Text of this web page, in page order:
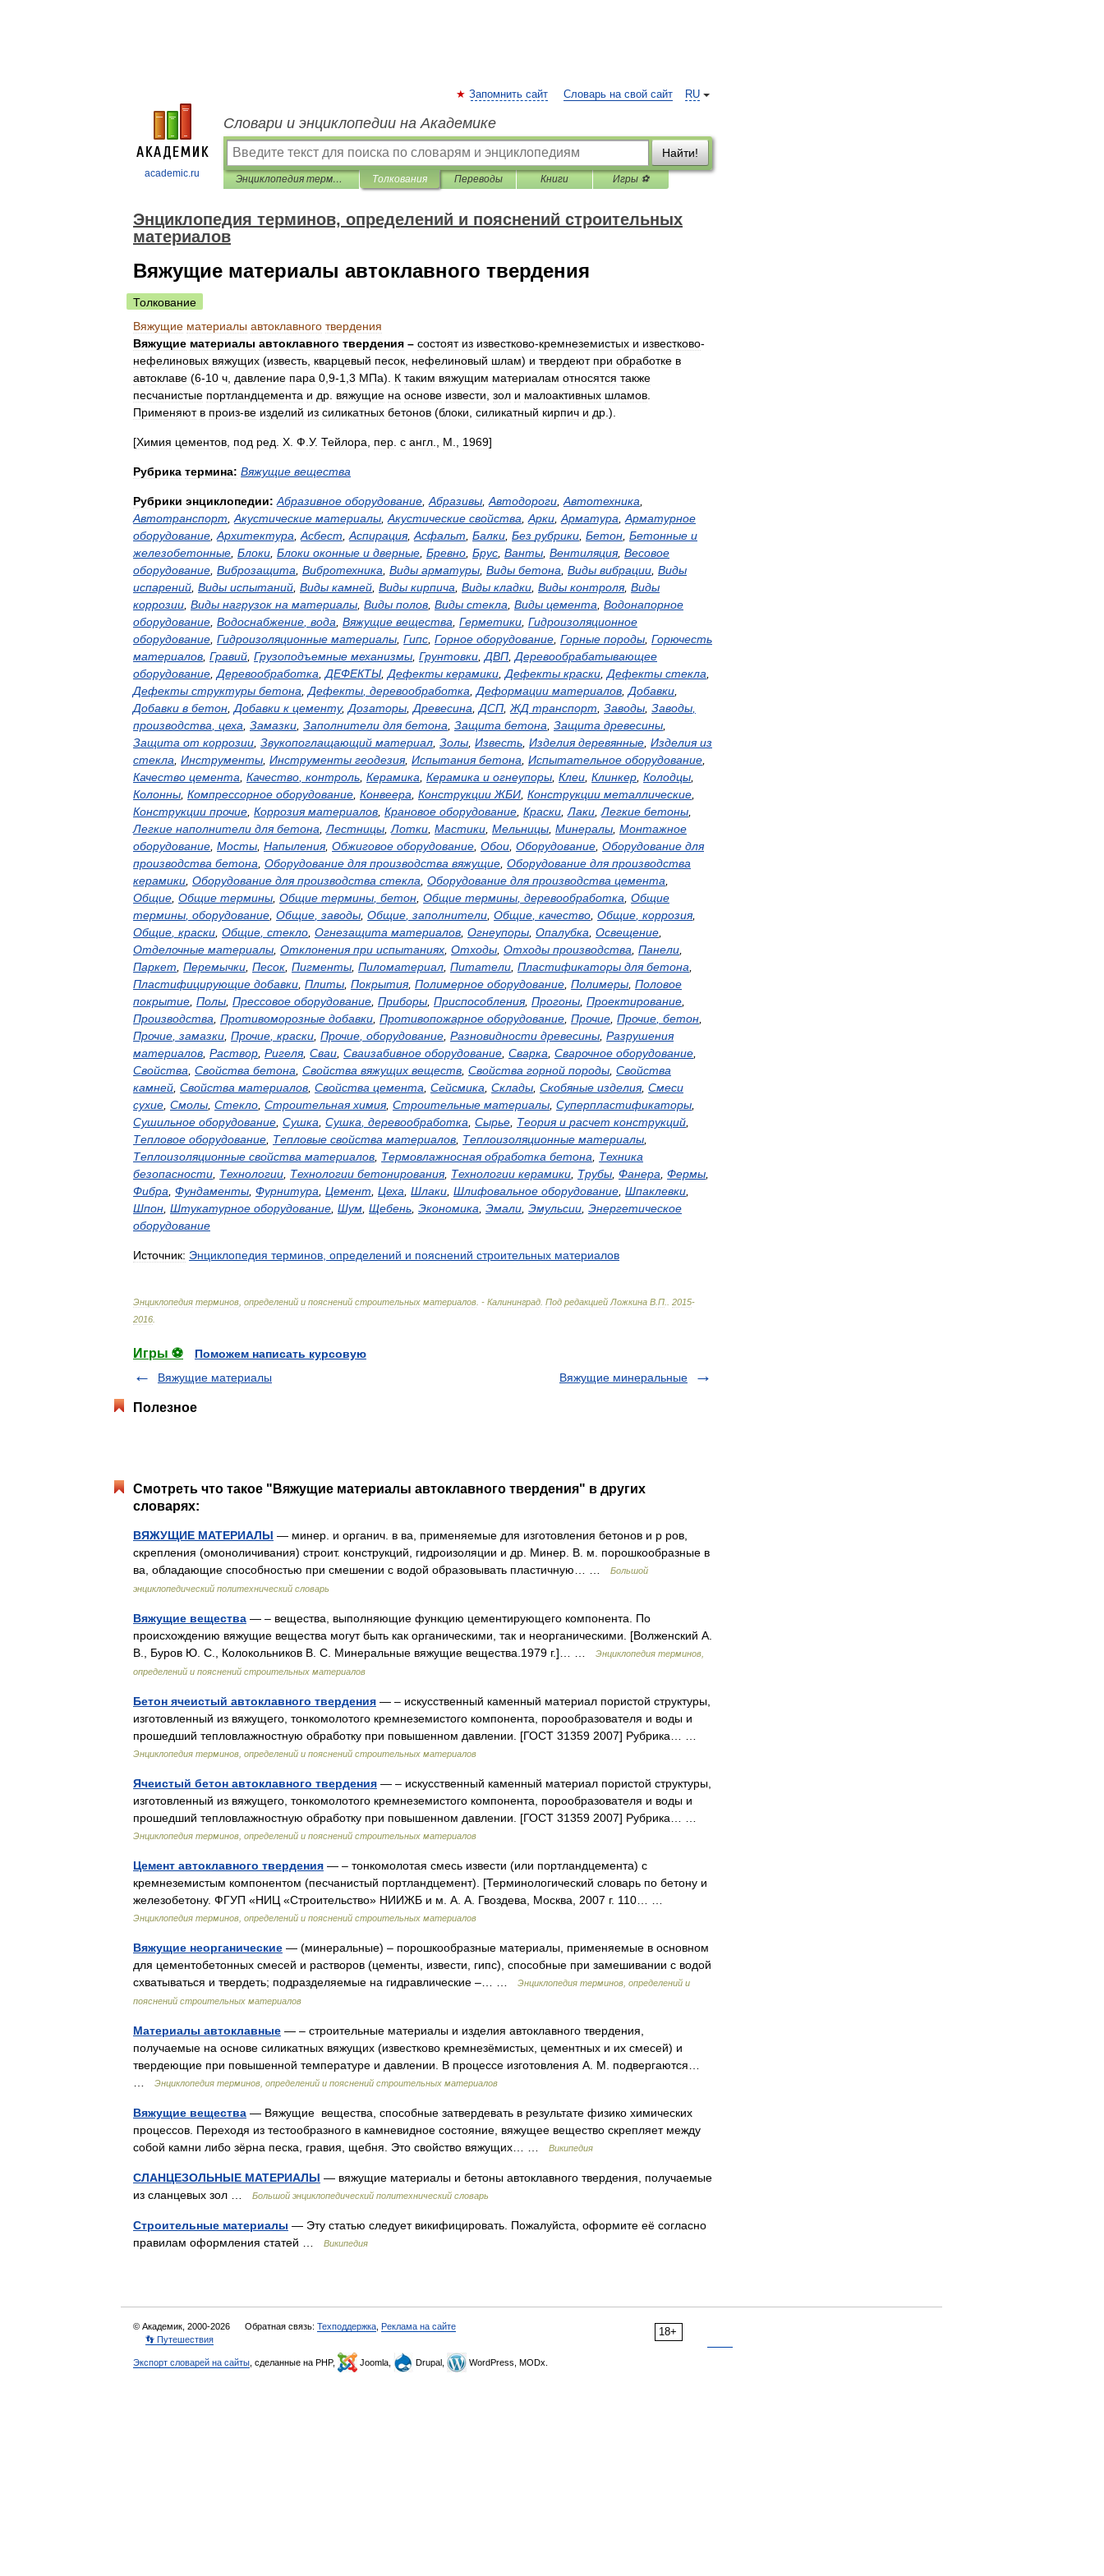
academic.ru
RU
Запомнить сайт Словарь на свой сайт
Словари и энциклопедии на Академике
Найти!
Энциклопедия терминов, определений и пояснений строительных материалов Толкования Переводы Книги Игры ⚽
Энциклопедия терминов, определений и пояснений строительных
материалов
Вяжущие материалы автоклавного твердения
Толкование
Вяжущие материалы автоклавного твердения
Вяжущие материалы автоклавного твердения – состоят из известково-кремнеземистых и известково-
нефелиновых вяжущих (известь кварцевый песок нефелиновый шлам) и твердеют при обработке в
автоклаве (6-10 ч давление пара 0 9-1 3 МПа). К таким вяжущим материалам относятся также
песчанистые портландцемента и др вяжущие на основе извести зол и малоактивных шламов
Применяют в произ-ве изделий из силикатных бетонов (блоки силикатный кирпич и др .).
[Химия цементов под ред Х Ф У. Тейлора пер с англ М 1969]
Рубрика термина: Вяжущие вещества
Рубрики энциклопедии: Абразивное оборудование Абразивы Автодороги Автотехника
Автотранспорт Акустические материалы Акустические свойства Арки Арматура Арматурное
оборудование Архитектура Асбест Аспирация, Асфальт Балки Без рубрики Бетон Бетонные и
железобетонные Блоки Блоки оконные и дверные Бревно Брус Ванты Вентиляция, Весовое
оборудование Виброзащита Вибротехника Виды арматуры Виды бетона Виды вибрации Виды
испарений Виды испытаний Виды камней Виды кирпича Виды кладки Виды контроля, Виды
коррозии Виды нагрузок на материалы Виды полов Виды стекла Виды цемента Водонапорное
оборудование Водоснабжение вода Вяжущие вещества Герметики Гидроизоляционное
оборудование Гидроизоляционные материалы Гипс Горное оборудование Горные породы Горючесть
материалов Гравий Грузоподъемные механизмы Грунтовки ДВП Деревообрабатывающее
оборудование Деревообработка ДЕФЕКТЫ, Дефекты керамики Дефекты краски Дефекты стекла
Дефекты структуры бетона Дефекты деревообработка Деформации материалов Добавки
Добавки в бетон Добавки к цементу, Дозаторы Древесина ДСП ЖД транспорт Заводы Заводы
производства цеха Замазки Заполнители для бетона Защита бетона Защита древесины
Защита от коррозии Звукопоглащающий материал Золы Известь Изделия деревянные Изделия из
стекла Инструменты Инструменты геодезия, Испытания бетона Испытательное оборудование
Качество цемента Качество контроль Керамика Керамика и огнеупоры Клеи Клинкер Колодцы
Колонны Компрессорное оборудование Конвеера Конструкции ЖБИ Конструкции металлические
Конструкции прочие Коррозия материалов Крановое оборудование Краски Лаки Легкие бетоны
Легкие наполнители для бетона Лестницы Лотки Мастики Мельницы Минералы Монтажное
оборудование Мосты Напыления, Обжиговое оборудование Обои Оборудование Оборудование для
производства бетона Оборудование для производства вяжущие Оборудование для производства
керамики Оборудование для производства стекла Оборудование для производства цемента
Общие Общие термины Общие термины бетон Общие термины деревообработка Общие
термины оборудование Общие заводы Общие заполнители Общие качество Общие коррозия,
Общие краски Общие стекло Огнезащита материалов Огнеупоры Опалубка Освещение
Отделочные материалы Отклонения при испытаниях Отходы Отходы производства Панели
Паркет Перемычки Песок Пигменты Пиломатериал Питатели Пластификаторы для бетона
Пластифицирующие добавки Плиты Покрытия, Полимерное оборудование Полимеры Половое
покрытие Полы Прессовое оборудование Приборы Приспособления, Прогоны Проектирование
Производства Противоморозные добавки Противопожарное оборудование Прочие Прочие бетон
Прочие замазки Прочие краски Прочие оборудование Разновидности древесины Разрушения
материалов Раствор Ригеля, Сваи Сваизабивное оборудование Сварка Сварочное оборудование
Свойства Свойства бетона Свойства вяжущих веществ Свойства горной породы Свойства
камней Свойства материалов Свойства цемента Сейсмика Склады Скобяные изделия, Смеси
сухие Смолы Стекло Строительная химия, Строительные материалы Суперпластификаторы
Сушильное оборудование Сушка Сушка деревообработка Сырье Теория и расчет конструкций
Тепловое оборудование Тепловые свойства материалов Теплоизоляционные материалы
Теплоизоляционные свойства материалов Термовлажносная обработка бетона
Техника
безопасности Технологии Технологии бетонирования, Технологии керамики Трубы Фанера Фермы
Фибра Фундаменты Фурнитура Цемент Цеха Шлаки Шлифовальное оборудование Шпаклевки
Шпон Штукатурное оборудование Шум Щебень Экономика Эмали Эмульсии Энергетическое
оборудование
Источник: Энциклопедия терминов определений и пояснений строительных материалов
Энциклопедия терминов определений и пояснений строительных материалов . - Калининград Под редакцией Ложкина В П 2015-
2016
Игры ⚽
Поможем написать курсовую
Вяжущие материалы
Вяжущие минеральные
Полезное
Смотреть что такое "Вяжущие материалы автоклавного твердения" в других
словарях:
ВЯЖУЩИЕ МАТЕРИАЛЫ — минер. и органич. в ва, применяемые для изготовления бетонов и р ров,
скрепления (омоноличивания) строит. конструкций, гидроизоляции и др. Минер. В. м. порошкообразные в
ва, обладающие способностью при смешении с водой образовывать пластичную… …
Большой
энциклопедический политехнический словарь
Вяжущие вещества — – вещества, выполняющие функцию цементирующего компонента. По
происхождению вяжущие вещества могут быть как органическими, так и неорганическими. [Волженский А.
В., Буров Ю. С., Колокольников В. С. Минеральные вяжущие вещества.1979 г.]… …
Энциклопедия терминов,
определений и пояснений строительных материалов
Бетон ячеистый автоклавного твердения — – искусственный каменный материал пористой структуры,
изготовленный из вяжущего, тонкомолотого кремнеземистого компонента, порообразователя и воды и
прошедший тепловлажностную обработку при повышенном давлении. [ГОСТ 31359 2007] Рубрика… …
Энциклопедия терминов, определений и пояснений строительных материалов
Ячеистый бетон автоклавного твердения — – искусственный каменный материал пористой структуры,
изготовленный из вяжущего, тонкомолотого кремнеземистого компонента, порообразователя и воды и
прошедший тепловлажностную обработку при повышенном давлении. [ГОСТ 31359 2007] Рубрика… …
Энциклопедия терминов, определений и пояснений строительных материалов
Цемент автоклавного твердения — – тонкомолотая смесь извести (или портландцемента) с
кремнеземистым компонентом (песчанистый портландцемент). [Терминологический словарь по бетону и
железобетону. ФГУП «НИЦ «Строительство» НИИЖБ и м. А. А. Гвоздева, Москва, 2007 г. 110… …
Энциклопедия терминов, определений и пояснений строительных материалов
Вяжущие неорганические — (минеральные) – порошкообразные материалы, применяемые в основном
для цементобетонных смесей и растворов (цементы, извести, гипс), способные при замешивании с водой
схватываться и твердеть; подразделяемые на гидравли­ческие –… …
Энциклопедия терминов, определений и
пояснений строительных материалов
Материалы автоклавные — – строительные материалы и изделия автоклавного твердения,
получаемые на основе силикатных вяжущих (известково кремнезёмистых, цементных и их смесей) и
твердеющие при повышенной температуре и давлении. В процессе изготовления A. M. подвергаются…
Энциклопедия терминов, определений и пояснений строительных материалов
Вяжущие вещества — Вяжущие вещества, способные затвердевать в результате физико химических
процессов. Переходя из тестообразного в камневидное состояние, вяжущее вещество скрепляет между
собой камни либо зёрна песка, гравия, щебня. Это свойство вяжущих… …
Википедия
СЛАНЦЕЗОЛЬНЫЕ МАТЕРИАЛЫ — вяжущие материалы и бетоны автоклавного твердения, получаемые
из сланцевых зол …
Большой энциклопедический политехнический словарь
Строительные материалы — Эту статью следует викифицировать. Пожалуйста, оформите её согласно
правилам оформления статей …
Википедия
18+
© Академик, 2000-2026 Обратная связь: Техподдержка Реклама на сайте
👣 Путешествия
Экспорт словарей на сайты , сделанные на PHP, Joomla, Drupal, WordPress, MODx.